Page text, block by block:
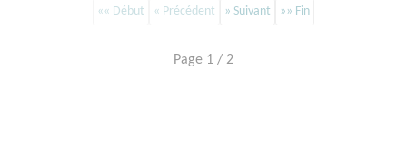
«« Début « Précédent » Suivant »» Fin
Page 1 / 2